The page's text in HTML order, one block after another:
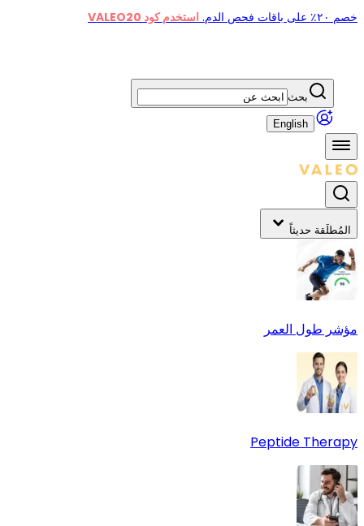
خصم ٢٠٪ على باقات فحص الدم. استخدم كود VALEO20
بحث
English
المُطلَقة حديثاً
مؤشر طول العمر
Peptide Therapy